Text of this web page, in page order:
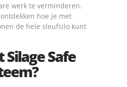
werk te verminderen.
hoe je met
de hele sleufsilo kunt
Safe